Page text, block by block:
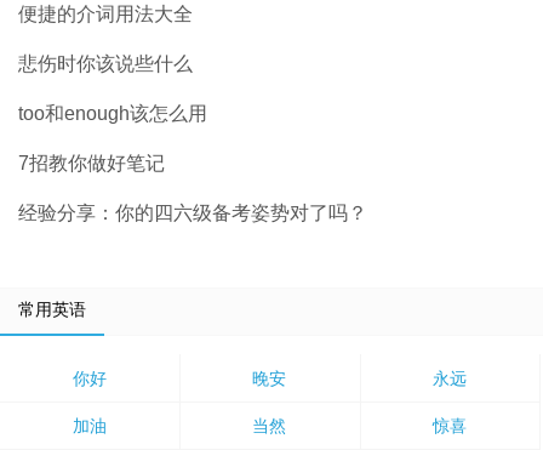
便捷的介词用法大全
悲伤时你该说些什么
too和enough该怎么用
7招教你做好笔记
经验分享：你的四六级备考姿势对了吗？
常用英语
你好 晚安 永远
加油 当然 惊喜